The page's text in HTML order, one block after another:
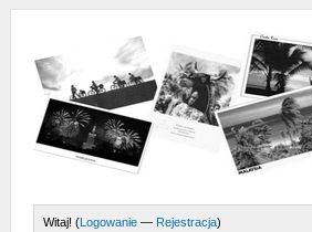
Witaj! (Logowanie — Rejestracja)